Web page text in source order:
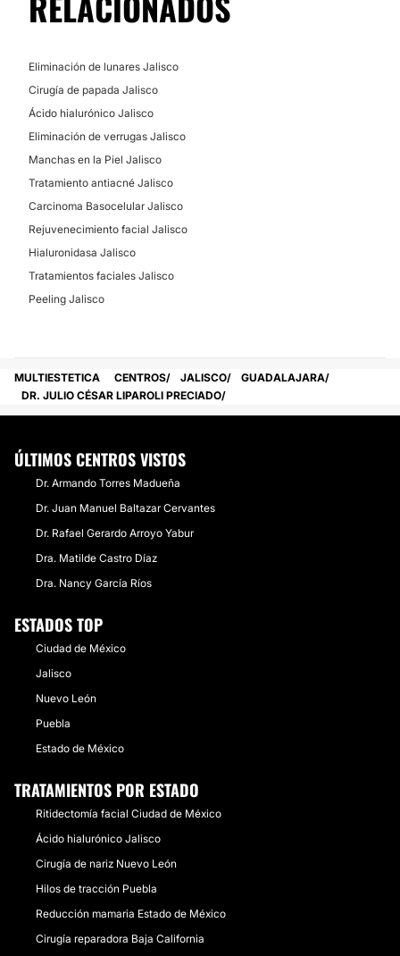
No
Eliminación de lunares Jalisco
Cirugía de papada Jalisco
Ácido hialurónico Jalisco
Eliminación de verrugas Jalisco
Manchas en la Piel Jalisco
Tratamiento antiacné Jalisco
Carcinoma Basocelular Jalisco
Rejuvenecimiento facial Jalisco
Hialuronidasa Jalisco
Tratamientos faciales Jalisco
Peeling Jalisco
MULTIESTETICA CENTROS JALISCO
GUADALAJARA
DR. JULIO CÉSAR LIPAROLI PRECIADO
ÚLTIMOS CENTROS VISTOS
Dr. Armando Torres Madueña
Dr. Juan Manuel Baltazar Cervantes
Dr. Rafael Gerardo Arroyo Yabur
Dra. Matilde Castro Díaz
Dra. Nancy García Ríos
ESTADOS TOP
Ciudad de México
Jalisco
Nuevo León
Puebla
Estado de México
TRATAMIENTOS POR ESTADO
Ritidectomía facial Ciudad de México
Ácido hialurónico Jalisco
Cirugía de nariz Nuevo León
Hilos de tracción Puebla
Reducción mamaria Estado de México
Cirugía reparadora Baja California